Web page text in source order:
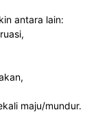
antara lain:
maju/mundur.